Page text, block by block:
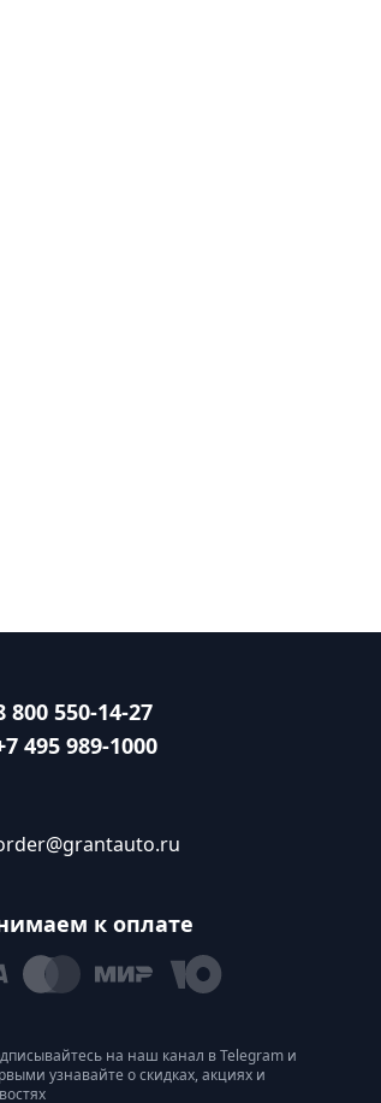
800 550-14-27
495 989-1000
к оплате
на наш канал в Telegram и
узнавайте о скидках, акциях и